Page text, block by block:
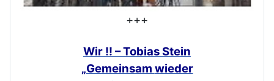
+++
Wir !! – Tobias Stein
„Gemeinsam wieder